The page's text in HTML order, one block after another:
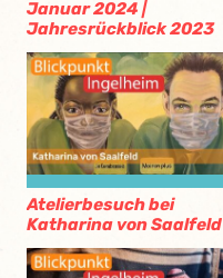
Januar 2024 |
Jahresrückblick 2023
Atelierbesuch bei
Katharina von Saalfeld